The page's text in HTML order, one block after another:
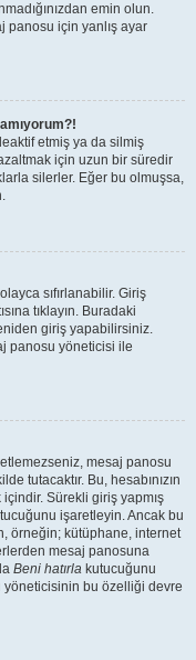
emin olun.
panosu için yanlış ayar
etmiş ya da silmiş
için uzun bir süredir
silerler. Eğer bu olmuşsa,
sıfırlanabilir. Giriş
tıklayın. Buradaki
giriş yapabilirsiniz.
panosu yöneticisi ile
mesaj panosu
tutacaktır. Bu, hesabınızın
içindir. Sürekli giriş yapmış
işaretleyin. Ancak bu
örneğin; kütüphane, internet
mesaj panosuna
Beni hatırla kutucuğunu
yöneticisinin bu özelliği devre